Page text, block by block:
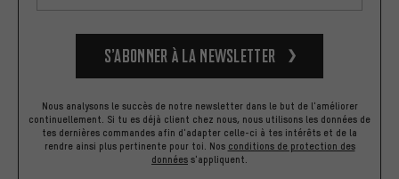
S’abonner à la newsletter
Nous analysons le succès de notre newsletter dans le but de l'améliorer
continuellement. Si tu es déjà client chez nous, nous utilisons les données de
tes dernières commandes afin d'adapter celle-ci à tes intérêts et de la
rendre ainsi plus pertinente pour toi. Nos conditions de protection des
données s'appliquent.